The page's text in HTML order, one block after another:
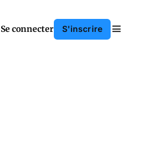
Se connecter S'inscrire